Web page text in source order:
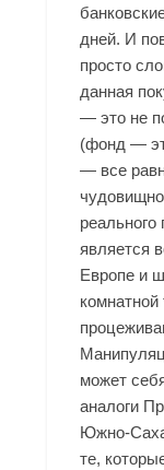
дней. И
просто
данная
— это не
(фонд —
— все
реального
является
Европе и
комнатной
может
аналоги
Южно-
те,